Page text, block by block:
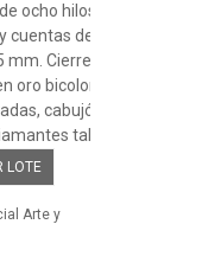
ocho hilos
cuentas de
mm. Cierre
oro bicolor
cabujón
talla
LOTE
Arte y